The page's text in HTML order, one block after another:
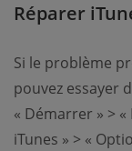
Réparer
Si le problème
pouvez essayer
« Démarrer » >
iTunes » > «